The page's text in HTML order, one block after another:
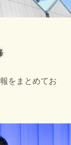
をまとめてお